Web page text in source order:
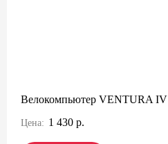
Велокомпьютер VENTURA IV
Цена: 1 430 р.